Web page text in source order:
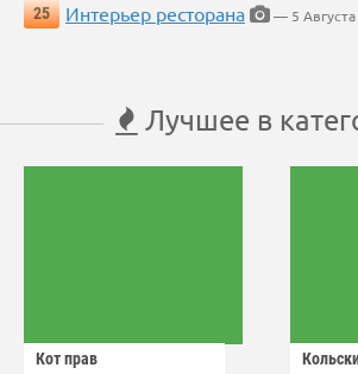
25
Интерьер ресторана — 5 Августа
Лучшее в
Кот прав